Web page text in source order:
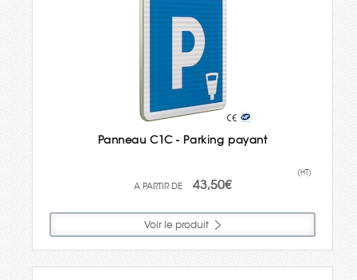
Panneau C1C - Parking payant
43,50€
(HT)
Voir le produit